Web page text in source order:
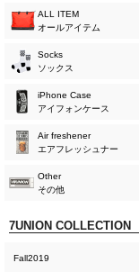
ALL ITEM
オールアイテム
Socks
ソックス
iPhone Case
アイフォンケース
Air freshener
エアフレッシュナー
Other
その他
7UNION COLLECTION
Fall2019